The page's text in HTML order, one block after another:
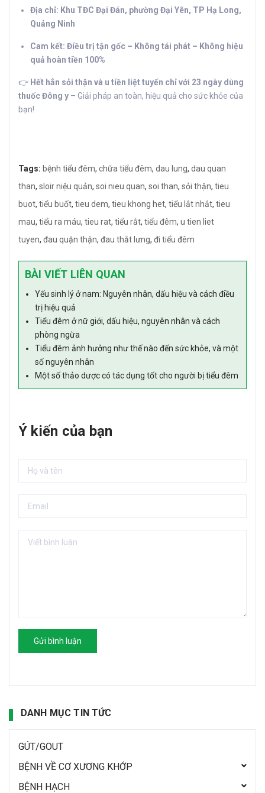
Địa chỉ: Khu TĐC Đại Đán, phường Đại Yên, TP Hạ Long,
Quảng Ninh
Cam kết: Điều trị tận gốc – Không tái phát – Không hiệu
quả hoàn tiền 100%
👉 Hết hẳn sỏi thận và u tiền liệt tuyến chỉ với 23 ngày dùng
thuốc Đông y – Giải pháp an toàn, hiệu quả cho sức khỏe của
bạn!
Tags: bệnh tiểu đêm, chữa tiểu đêm, dau lung, dau quan
than, sloir niệu quản, soi nieu quan, soi than, sỏi thận, tieu
buot, tiểu buốt, tieu dem, tieu khong het, tiểu lắt nhắt, tieu
mau, tiểu ra máu, tieu rat, tiểu rắt, tiểu đêm, u tien liet
tuyen, đau quặn thận, đau thắt lưng, đi tiểu đêm
BÀI VIẾT LIÊN QUAN
Yếu sinh lý ở nam: Nguyên nhân, dấu hiệu và cách điều
trị hiệu quả
Tiểu đêm ở nữ giới, dấu hiệu, nguyên nhân và cách
phòng ngừa
Tiểu đêm ảnh hưởng như thế nào đến sức khỏe, và một
số nguyên nhân
Một số thảo dược có tác dụng tốt cho người bị tiểu đêm
Ý kiến của bạn
Gửi bình luận
DANH MỤC TIN TỨC
GÚT/GOUT
BỆNH VỀ CƠ XƯƠNG KHỚP
BỆNH HẠCH